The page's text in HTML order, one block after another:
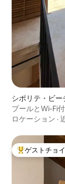
シポリテ・ビー
プールとWi-Fi
#3
ロケーション ·
大好評のゲス
ゲストチョ